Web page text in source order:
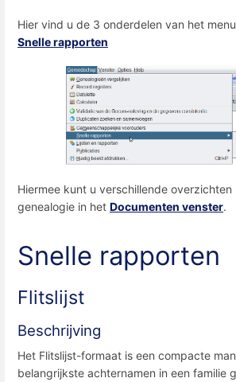
Hier vind u de 3 onderdelen van het menu
Snelle rapporten
Hiermee kunt u verschillende
genealogie in het Documenten venster.
Snelle rapporten
Flitslijst
Beschrijving
Het Flitslijst-formaat is een compacte
belangrijkste achternamen in een familie